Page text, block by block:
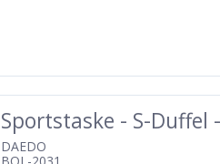
Sportstaske - S-Duffel
DAEDO